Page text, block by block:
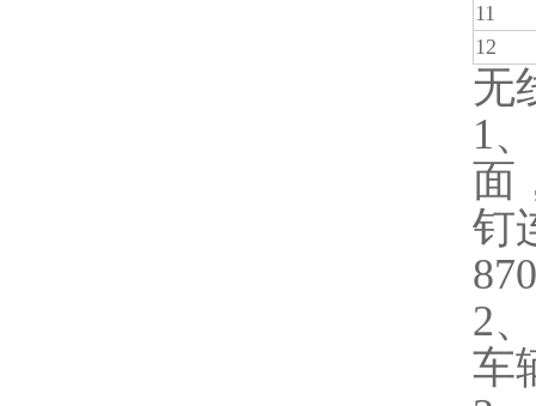
11
12
无
1
面
钉
2
车